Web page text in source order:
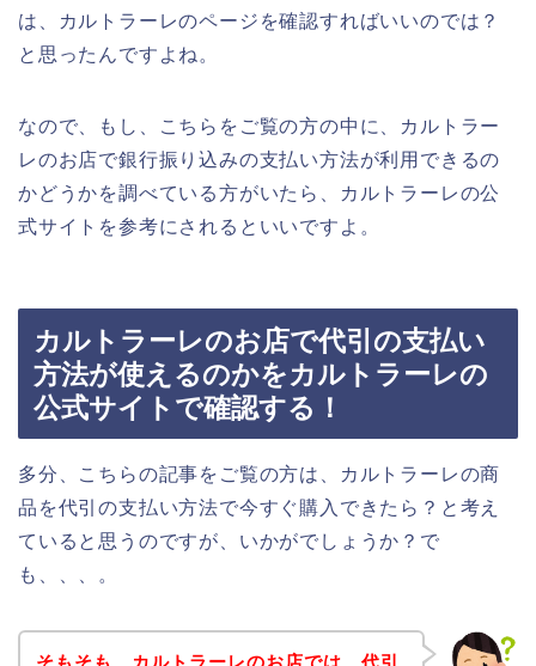
は、カルトラーレのページを確認すればいいのでは？
と思ったんですよね。
なので、もし、こちらをご覧の方の中に、カルトラー
レのお店で銀行振り込みの支払い方法が利用できるの
かどうかを調べている方がいたら、カルトラーレの公
式サイトを参考にされるといいですよ。
カルトラーレのお店で代引の支払い
方法が使えるのかをカルトラーレの
公式サイトで確認する！
多分、こちらの記事をご覧の方は、カルトラーレの商
品を代引の支払い方法で今すぐ購入できたら？と考え
ていると思うのですが、いかがでしょうか？で
も、、、。
そもそも、カルトラーレのお店では、代引